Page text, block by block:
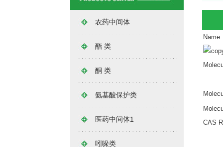
农药中间体
酯 类
酮 类
氨基酸保护类
医药中间体1
吲哚类
Name
CAS